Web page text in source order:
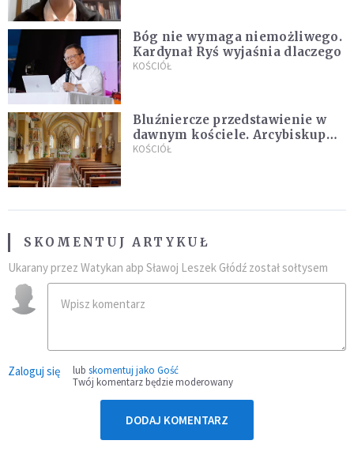
Bóg nie wymaga niemożliwego.
Kardynał Ryś wyjaśnia dlaczego
KOŚCIÓŁ
Bluźniercze przedstawienie w
dawnym kościele. Arcybiskup
stanowczo reaguje
KOŚCIÓŁ
SKOMENTUJ ARTYKUŁ
Ukarany przez Watykan abp Sławoj Leszek Głódź został sołtysem
Zaloguj się lub skomentuj jako Gość
Twój komentarz będzie moderowany
DODAJ KOMENTARZ